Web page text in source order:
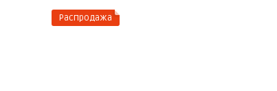
Распродажа